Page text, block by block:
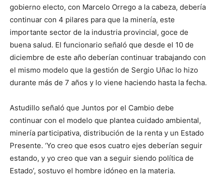
gobierno electo, con Marcelo Orrego a la cabeza, debería
continuar con 4 pilares para que la minería, este
importante sector de la industria provincial, goce de
buena salud. El funcionario señaló que desde el 10 de
diciembre de este año deberían continuar trabajando con
el mismo modelo que la gestión de Sergio Uñac lo hizo
durante más de 7 años y lo viene haciendo hasta la fecha.
Astudillo señaló que Juntos por el Cambio debe
continuar con el modelo que plantea cuidado ambiental,
minería participativa, distribución de la renta y un Estado
Presente. ‘Yo creo que esos cuatro ejes deberían seguir
estando, y yo creo que van a seguir siendo política de
Estado’, sostuvo el hombre idóneo en la materia.